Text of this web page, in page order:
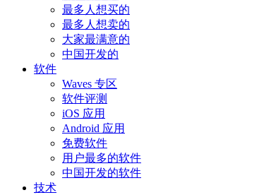
最多人想买的
最多人想卖的
大家最满意的
中国开发的
软件
Waves 专区
软件评测
iOS 应用
Android 应用
免费软件
用户最多的软件
中国开发的软件
技术